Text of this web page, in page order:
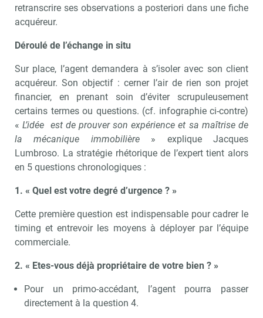
retranscrire ses observations a posteriori dans une fiche
acquéreur.
Déroulé de l’échange in situ
Sur place, l’agent demandera à s’isoler avec son client
acquéreur. Son objectif : cerner l’air de rien son projet
financier, en prenant soin d’éviter scrupuleusement
certains termes ou questions. (cf. infographie ci-contre)
«L’idée est de prouver son expérience et sa maîtrise de
la mécanique immobilière» explique Jacques
Lumbroso. La stratégie rhétorique de l’expert tient alors
en 5 questions chronologiques :
1. « Quel est votre degré d’urgence ? »
Cette première question est indispensable pour cadrer le
timing et entrevoir les moyens à déployer par l’équipe
commerciale.
2. « Etes-vous déjà propriétaire de votre bien ? »
Pour un primo-accédant, l’agent pourra passer
directement à la question 4.